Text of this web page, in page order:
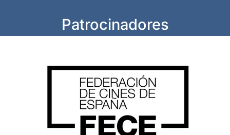
Patrocinadores